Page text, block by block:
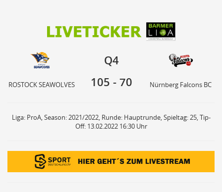
ROSTOCK SEAWOLVES Nürnberg Falcons BC
Q4
105 - 70
ROSTOCK SEAWOLVES Nürnberg Falcons BC
Liga: ProA, Season: 2021/2022, Runde: Hauptrunde, Spieltag: 25, Tip-
Off: 13.02.2022 16:30 Uhr